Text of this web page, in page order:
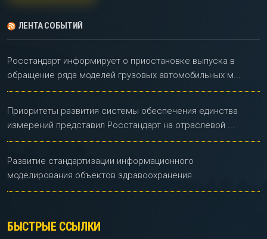
ЛЕНТА СОБЫТИЙ
Росстандарт информирует о приостановке выпуска в
обращение ряда моделей грузовых автомобильных м...
Приоритеты развития системы обеспечения единства
измерений представил Росстандарт на отраслевой ...
Развитие стандартизации информационного
моделирования объектов здравоохранения
БЫСТРЫЕ ССЫЛКИ